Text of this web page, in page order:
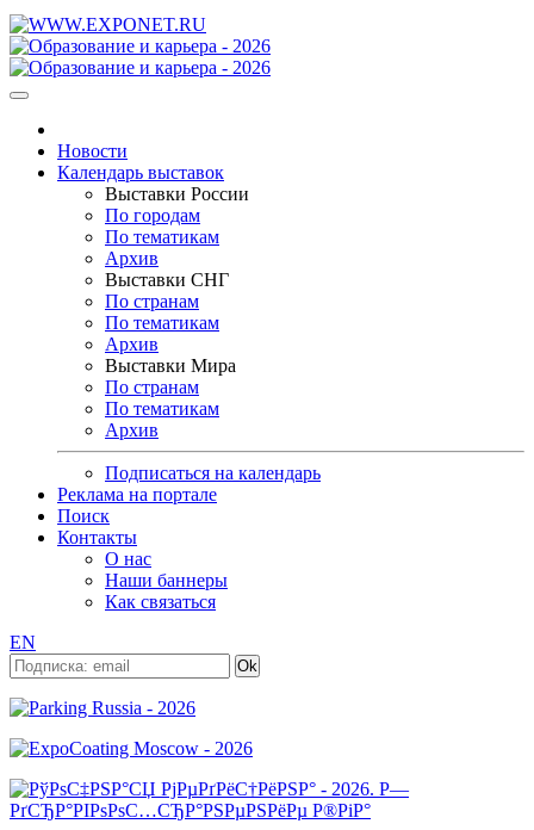
Новости
Календарь выставок
Выставки России
По городам
По тематикам
Архив
Выставки СНГ
По странам
По тематикам
Архив
Выставки Мира
По странам
По тематикам
Архив
Подписаться на календарь
Реклама на портале
Поиск
Контакты
О нас
Наши баннеры
Как связаться
EN